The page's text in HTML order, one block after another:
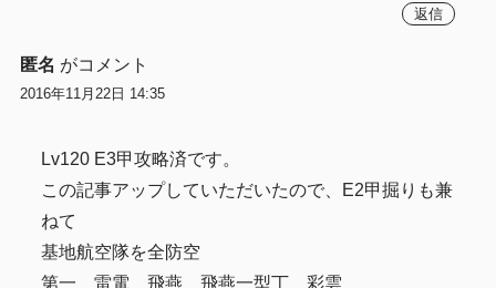
返信
匿名 がコメント
2016年11月22日 14:35
Lv120 E3甲攻略済です。
この記事アップしていただいたので、E2甲掘りも兼
ねて
基地航空隊を全防空
第一 雷電 飛燕 飛燕一型丁 彩雲